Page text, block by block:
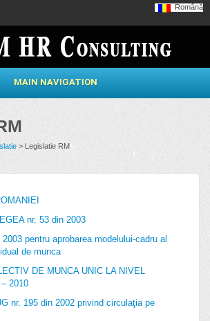
Română
MAIN NAVIGATION
> Legislatie RM
nr. 53 din 2003
pentru aprobarea modelului-cadru al
de munca
DE MUNCA UNIC LA NIVEL
2010
nr. 195 din 2002 privind circulaţia pe